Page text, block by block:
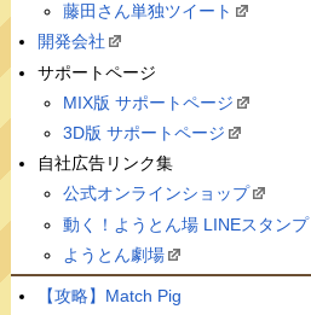
藤田さん単独ツイート
開発会社
サポートページ
MIX版 サポートページ
3D版 サポートページ
自社広告リンク集
公式オンラインショップ
動く！ようとん場 LINEスタンプ
ようとん劇場
【攻略】Match Pig